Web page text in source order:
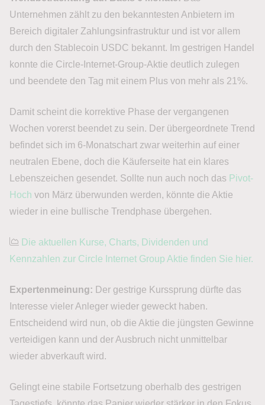
Unternehmen zählt zu den bekanntesten Anbietern im
Bereich digitaler Zahlungsinfrastruktur und ist vor allem
durch den Stablecoin USDC bekannt. Im gestrigen Handel
konnte die Circle-Internet-Group-Aktie deutlich zulegen
und beendete den Tag mit einem Plus von mehr als 21%.
Damit scheint die korrektive Phase der vergangenen
Wochen vorerst beendet zu sein. Der übergeordnete Trend
befindet sich im 6-Monatschart zwar weiterhin auf einer
neutralen Ebene, doch die Käuferseite hat ein klares
Lebenszeichen gesendet. Sollte nun auch noch das Pivot-
Hoch von März überwunden werden, könnte die Aktie
wieder in eine bullische Trendphase übergehen.
Die aktuellen Kurse, Charts, Dividenden und
Kennzahlen zur Circle Internet Group Aktie finden Sie hier.
Expertenmeinung: Der gestrige Kurssprung dürfte das
Interesse vieler Anleger wieder geweckt haben.
Entscheidend wird nun, ob die Aktie die jüngsten Gewinne
verteidigen kann und der Ausbruch nicht unmittelbar
wieder abverkauft wird.
Gelingt eine stabile Fortsetzung oberhalb des gestrigen